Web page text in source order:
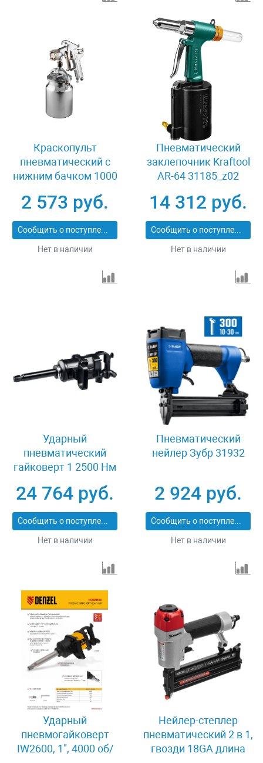
Краскопульт
пневматический c
нижним бачком 1000
AirPro 06477-1.4
2 573 руб.
Сообщить о поступлении
Нет в наличии
Пневматический
заклепочник Kraftool
AR-64 31185_z02
14 312 руб.
Сообщить о поступлении
Нет в наличии
Ударный
пневматический
гайковерт 1 2500 Нм
24 764 руб.
Сообщить о поступлении
Нет в наличии
Пневматический
нейлер Зубр 31932
2 924 руб.
Сообщить о поступлении
Нет в наличии
Ударный
пневмогайковерт
IW2600, 1", 4000 об/
Нейлер-степлер
пневматический 2 в 1,
гвозди 18GA длина